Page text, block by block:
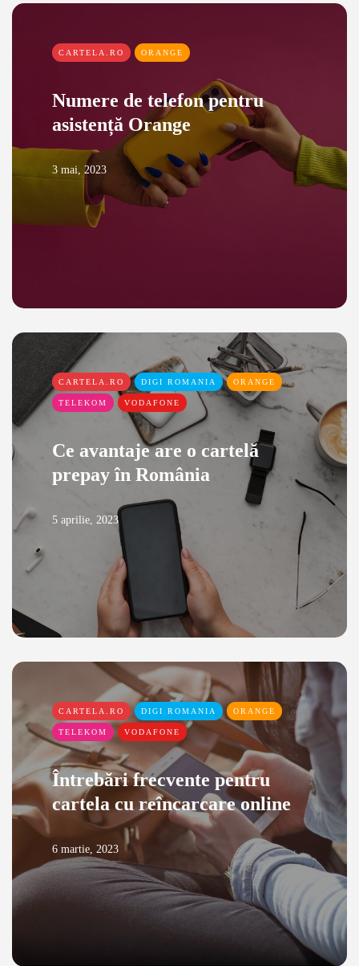
CARTELA.RO ORANGE
Numere de telefon pentru
asistență Orange
3 mai, 2023
CARTELA.RO DIGI ROMANIA ORANGE
TELEKOM VODAFONE
Ce avantaje are o cartelă
prepay în România
5 aprilie, 2023
CARTELA.RO DIGI ROMANIA ORANGE
TELEKOM VODAFONE
Întrebări frecvente pentru
cartela cu reîncarcare online
6 martie, 2023